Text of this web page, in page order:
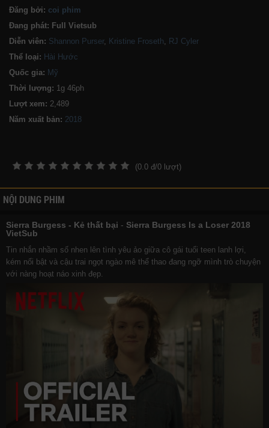
Đăng bởi: coi phim
Đang phát: Full Vietsub
Diễn viên: Shannon Purser, Kristine Froseth, RJ Cyler
Thể loại: Hài Hước
Quốc gia: Mỹ
Thời lượng: 1g 46ph
Lượt xem: 2,489
Năm xuất bản:
(0.0 đ/0 lượt)
NỘI DUNG PHIM
Sierra Burgess - Kẻ thất bại - Sierra Burgess Is a Loser 2018
VietSub
Tin nhắn nhầm số nhen lên tình yêu ảo giữa cô gái tuổi teen lanh lợi,
kém nổi bật và cậu trai ngọt ngào mê thể thao đang ngỡ mình trò chuyện
với nàng hoạt náo xinh đẹp.